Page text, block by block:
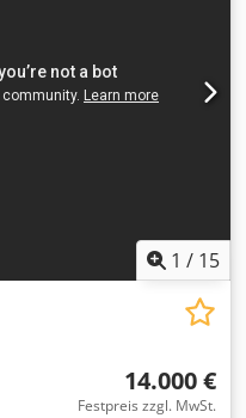
1 / 15
14.000 €
Festpreis zzgl. MwSt.